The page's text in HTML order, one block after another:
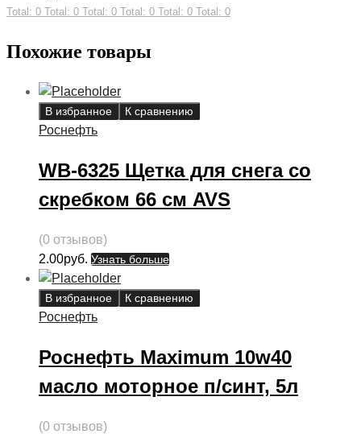
4)
масло
минер,
quantity
Total: 0 Total: 0 Total: 0 Total: 0 Total: 0 Total: 0
Похожие товары
В избранное К сравнению
Роснефть
WB-6325 Щетка для снега со
скребком 66 см AVS
(0 отзывов)
2.00руб. Узнать больше
В избранное К сравнению
Роснефть
Роснефть Maximum 10w40
масло моторное п/синт, 5л
(0 отзывов)